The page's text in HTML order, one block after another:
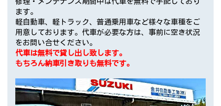
ます。
軽自動車、軽トラック、普通乗用車など様々な車種をご
用意しております。代車が必要な方は、事前に空き状況
をお問い合せください。
代車は無料で貸し出し致します。
もちろん納車引き取りも無料です。